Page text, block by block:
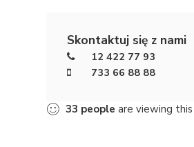
Skontaktuj się z nami
12 422 77 93
733 66 88 88
32 people are viewing